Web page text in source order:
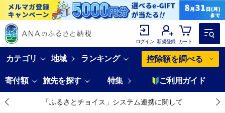
ログイン 新規登録 カート
カテゴリ 地域 ランキング 控除額を調べる
寄付額 旅先を探す 特集 ご利用ガイド
「ふるさとチョイス」システム連携に関して